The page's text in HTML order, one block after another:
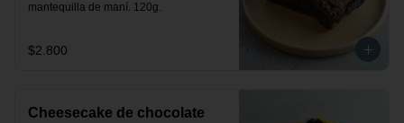
mantequilla de maní. 120g.
$2.800
Cheesecake de chocolate